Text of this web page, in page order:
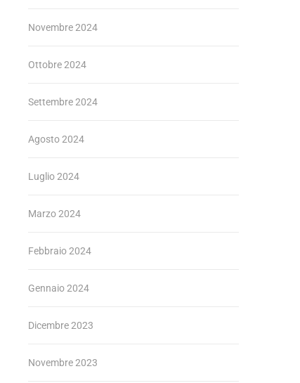
Novembre 2024
Ottobre 2024
Settembre 2024
Agosto 2024
Luglio 2024
Marzo 2024
Febbraio 2024
Gennaio 2024
Dicembre 2023
Novembre 2023